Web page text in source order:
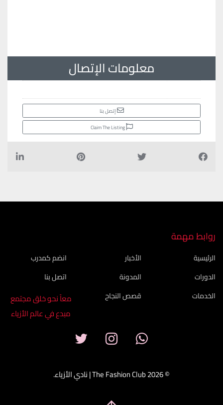
معلومات الإتصال
إتصل بنا
Claim The Listing
روابط مهمة
الرئيسية
الدورات
الخدمات
الأخبار
المدونة
قصص النجاح
انضم كمدرب
اتصل بنا
معاً نحو خلق مجتمع
مبدع في عالم الأزياء
© 2026 The Fashion Club | نادي الأزياء.